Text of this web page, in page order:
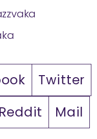
Twitter
Reddit Mail